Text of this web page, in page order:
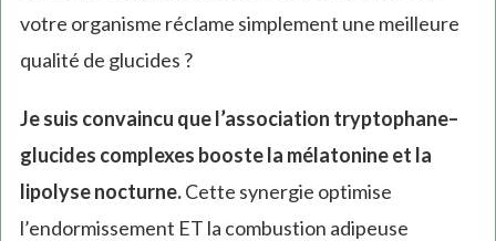
votre organisme réclame simplement une meilleure
qualité de glucides ?
Je suis convaincu que l’association tryptophane–
glucides complexes booste la mélatonine et la
lipolyse nocturne.Cette synergie optimise
l’endormissement ET la combustion adipeuse